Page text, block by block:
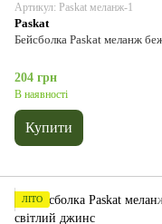
Артикул: Paskat меланж-1
Paskat
Бейсболка Paskat меланж
204 грн
В наявності
Купити
ЛІТО